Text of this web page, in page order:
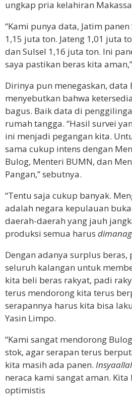
ungkap pria kelahiran
“Kami punya data, Jatim
1,15 juta ton. Jateng 1,01 juta
dan Sulsel 1,16 juta ton. Ini
saya pastikan beras kita
Dirinya pun menegaskan, data
menyebutkan bahwa
bagus. Baik data di
rumah tangga. “Hasil survei
ini menjadi pegangan kita.
sama cukup intens dengan
Bulog, Menteri BUMN, dan
Pangan,” sebutnya.
“Tentu saja cukup banyak.
adalah negara kepulauan
daerah-daerah yang jauh
produksi semua harus
Dengan adanya surplus
seluruh kalangan untuk
kita beli beras rakyat, padi
terus mendorong kita terus
serapannya harus kita bisa
Yasin Limpo.
“Kami sangat mendorong
stok, agar serapan terus
kita masih ada panen.
neraca kami sangat aman. Kita
optimistis